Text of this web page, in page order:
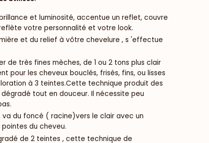
et luminosité, accentue un reflet, couvre
votre personnalité et votre look.
et du relief à vôtre chevelure , s 'effectue
de très fines mèches, de 1 ou 2 tons plus clair
pour les cheveux bouclés, frisés, fins, ou lisses
à 3 teintes.Cette technique produit des
tout en douceur. Il nécessite peu
va du foncé ( racine)vers le clair avec un
du cheveu.
de 2 teintes , cette technique de